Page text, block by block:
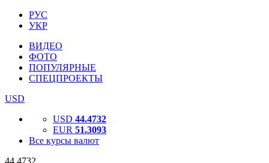
РУС
УКР
ВИДЕО
ФОТО
ПОПУЛЯРНЫЕ
СПЕЦПРОЕКТЫ
USD
USD 44.4732
EUR 51.3093
Все курсы валют
44.4732